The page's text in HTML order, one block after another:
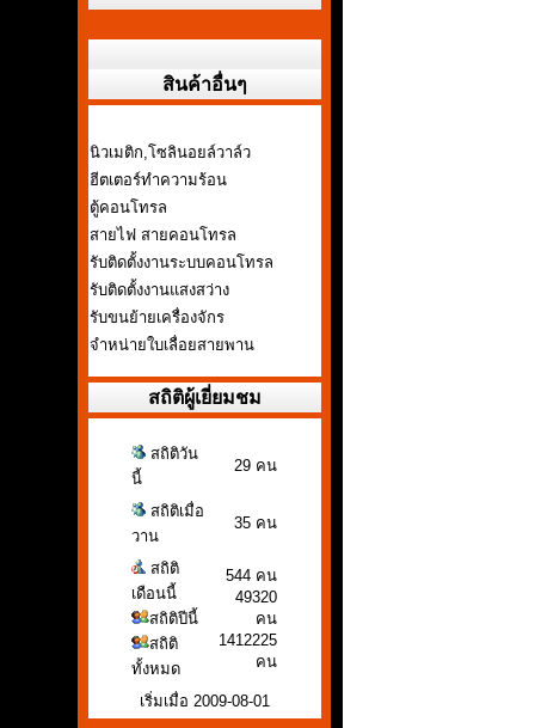
สินค้าอื่นๆ
นิวเมติก,โซลินอยล์วาล์ว
ฮีตเตอร์ทำความร้อน
ตู้คอนโทรล
สายไฟ สายคอนโทรล
รับติดตั้งงานระบบคอนโทรล
รับติดตั้งงานแสงสว่าง
รับขนย้ายเครื่องจักร
จำหน่ายใบเลื่อยสายพาน
สถิติผู้เยี่ยมชม
สถิติวัน
นี้
29 คน
สถิติเมื่อ
วาน
35 คน
สถิติ
เดือนนี้
สถิติปีนี้
สถิติ
ทั้งหมด
544 คน
49320
คน
1412225
คน
เริ่มเมื่อ 2009-08-01